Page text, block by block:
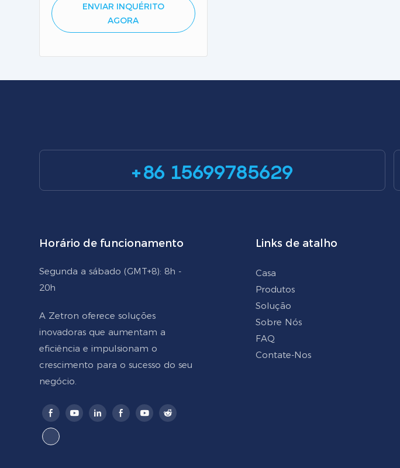
ENVIAR INQUÉRITO
AGORA
+86 15699785629
Horário de funcionamento
Segunda a sábado (GMT+8): 8h -
20h
A Zetron oferece soluções
inovadoras que aumentam a
eficiência e impulsionam o
crescimento para o sucesso do seu
negócio.
Links de atalho
Casa
Produtos
Solução
Sobre Nós
FAQ
Contate-Nos